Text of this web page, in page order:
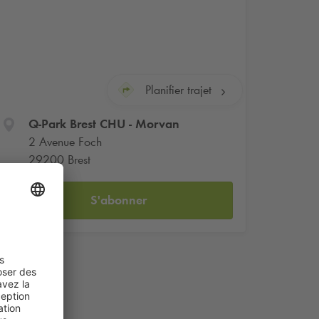
Planifier trajet
Q-ParkBrest CHU - Morvan
2 Avenue Foch
29200 Brest
S'abonner